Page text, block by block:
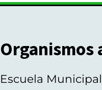
Organismos
Escuela